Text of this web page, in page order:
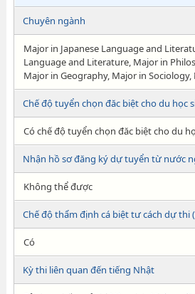
Chuyên ngành
Major in Japanese Language and
Language and Literature, Major in
Major in Geography, Major in
Chế độ tuyển chọn đăc biệt cho du học
Có chế độ tuyển chọn đăc biệt cho du
Nhận hồ sơ đăng ký dự tuyển từ nước
Không thể được
Chế độ thẩm định cá biệt tư cách dự thi
Có
Kỳ thi liên quan đến tiếng Nhật